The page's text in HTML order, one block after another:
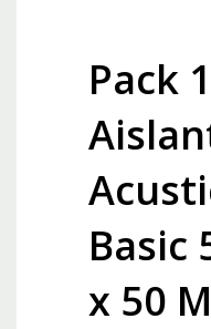
Pack
Basic
x 50